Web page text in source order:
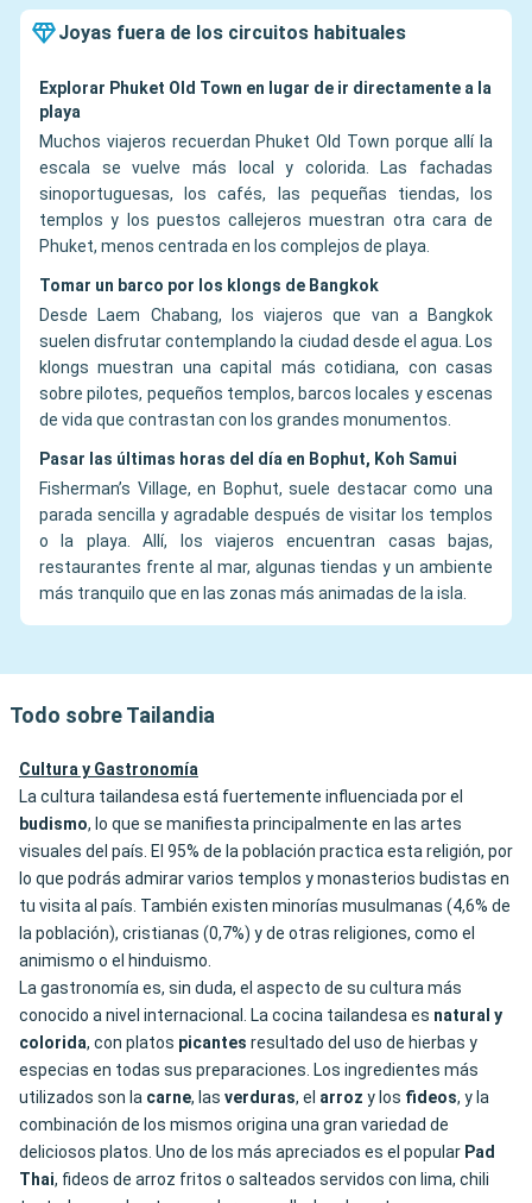
Joyas fuera de los circuitos habituales
Explorar Phuket Old Town en lugar de ir directamente a la
playa
Muchos viajeros recuerdan Phuket Old Town porque allí la
escala se vuelve más local y colorida. Las fachadas
sinoportuguesas, los cafés, las pequeñas tiendas, los
templos y los puestos callejeros muestran otra cara de
Phuket, menos centrada en los complejos de playa.
Tomar un barco por los klongs de Bangkok
Desde Laem Chabang, los viajeros que van a Bangkok
suelen disfrutar contemplando la ciudad desde el agua. Los
klongs muestran una capital más cotidiana, con casas
sobre pilotes, pequeños templos, barcos locales y escenas
de vida que contrastan con los grandes monumentos.
Pasar las últimas horas del día en Bophut, Koh Samui
Fisherman’s Village, en Bophut, suele destacar como una
parada sencilla y agradable después de visitar los templos
o la playa. Allí, los viajeros encuentran casas bajas,
restaurantes frente al mar, algunas tiendas y un ambiente
más tranquilo que en las zonas más animadas de la isla.
Todo sobre Tailandia
Cultura y Gastronomía
La cultura tailandesa está fuertemente influenciada por el
budismo, lo que se manifiesta principalmente en las artes
visuales del país. El 95% de la población practica esta religión, por
lo que podrás admirar varios templos y monasterios budistas en
tu visita al país. También existen minorías musulmanas (4,6% de
la población), cristianas (0,7%) y de otras religiones, como el
animismo o el hinduismo.
La gastronomía es, sin duda, el aspecto de su cultura más
conocido a nivel internacional. La cocina tailandesa es natural y
colorida, con platos picantes resultado del uso de hierbas y
especias en todas sus preparaciones. Los ingredientes más
utilizados son la carne, las verduras, el arroz y los fideos, y la
combinación de los mismos origina una gran variedad de
deliciosos platos. Uno de los más apreciados es el popular Pad
Thai, fideos de arroz fritos o salteados servidos con lima, chili